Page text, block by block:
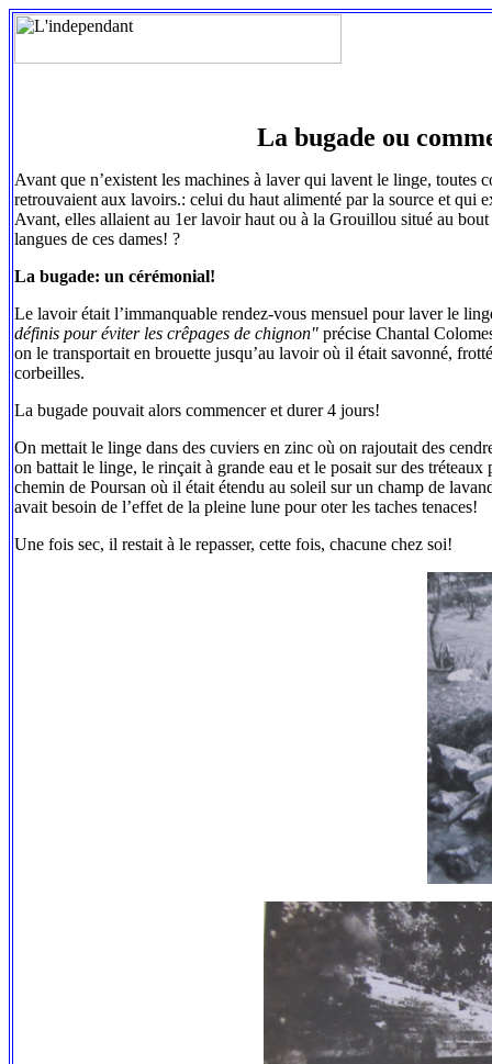
La bugade ou
Avant que n’existent les machines à laver qui lavent le linge, toutes
retrouvaient aux lavoirs.: celui du haut alimenté par la source et qui
Avant, elles allaient au 1er lavoir haut ou à la Grouillou situé au
langues de ces dames! ?
La bugade: un cérémonial!
Le lavoir était l’immanquable rendez-vous mensuel pour laver le
définis pour éviter les crêpages de chignon" précise Chantal
on le transportait en brouette jusqu’au lavoir où il était savonné,
corbeilles.
La bugade pouvait alors commencer et durer 4 jours!
On mettait le linge dans des cuviers en zinc où on rajoutait des
on battait le linge, le rinçait à grande eau et le posait sur des
chemin de Poursan où il était étendu au soleil sur un champ de
avait besoin de l’effet de la pleine lune pour oter les taches tenaces!
Une fois sec, il restait à le repasser, cette fois, chacune chez soi!